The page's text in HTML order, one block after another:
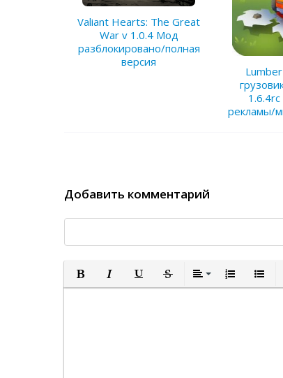
Valiant Hearts: The Great
War v 1.0.4 Мод
разблокировано/полная
версия
рекламы/
Добавить комментарий
Полужирный
КурсивПодчеркнутый
ЗачеркнутыйВыравнивание